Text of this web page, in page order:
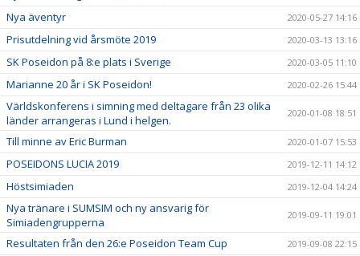
Nya äventyr 2020-05-27 14:16
Prisutdelning vid årsmöte 2019 2020-03-13 13:16
SK Poseidon på 8:e plats i Sverige 2020-03-05 11:10
Marianne 20 år i SK Poseidon! 2020-02-26 15:44
Världskonferens i simning med deltagare från 23 olika
länder arrangeras i Lund i helgen.
2020-01-08 18:51
Till minne av Eric Burman 2020-01-07 15:53
POSEIDONS LUCIA 2019 2019-12-11 14:12
Höstsimiaden 2019-12-04 14:24
Nya tränare i SUMSIM och ny ansvarig för
Simiadengrupperna
2019-09-11 19:01
Resultaten från den 26:e Poseidon Team Cup 2019-09-08 22:15